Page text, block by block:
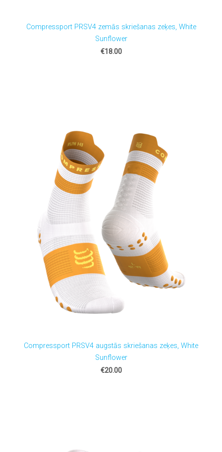
Compressport PRSV4 zemās skriešanas zeķes, White
Sunflower
€18.00
Compressport PRSV4 augstās skriešanas zeķes, White
Sunflower
€20.00